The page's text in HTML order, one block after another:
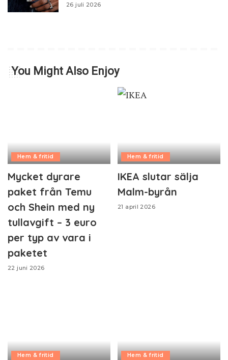
26 juli 2026
You Might Also Enjoy
Hem & fritid
Mycket dyrare
paket från Temu
och Shein med ny
tullavgift – 3 euro
per typ av vara i
paketet
22 juni 2026
Hem & fritid
IKEA slutar sälja
Malm-byrån
21 april 2026
Hem & fritid Hem & fritid